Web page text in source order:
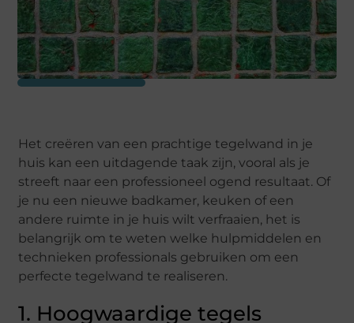
Het creëren van een prachtige tegelwand in je
huis kan een uitdagende taak zijn, vooral als je
streeft naar een professioneel ogend resultaat. Of
je nu een nieuwe badkamer, keuken of een
andere ruimte in je huis wilt verfraaien, het is
belangrijk om te weten welke hulpmiddelen en
technieken professionals gebruiken om een
perfecte tegelwand te realiseren.
1. Hoogwaardige tegels